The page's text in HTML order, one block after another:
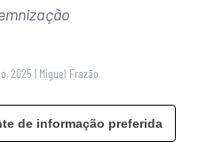
2025 | Miguel Frazão
de informação preferida